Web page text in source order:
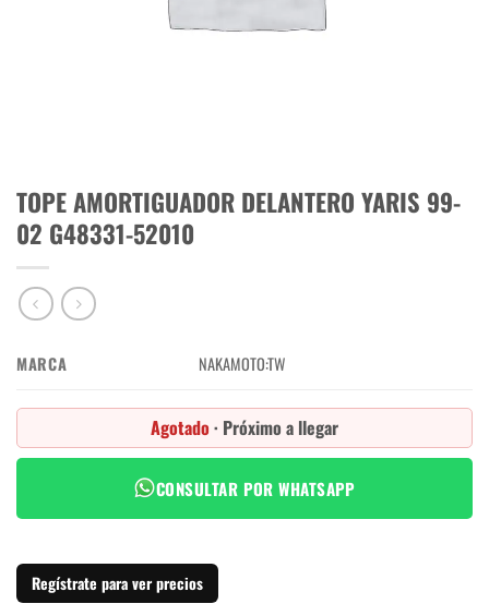
TOPE AMORTIGUADOR DELANTERO YARIS 99-
02 G48331-52010
MARCA NAKAMOTO:TW
Agotado · Próximo a llegar
CONSULTAR POR WHATSAPP
Regístrate para ver precios